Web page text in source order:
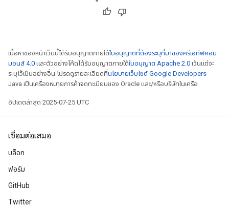
เนื้อหาของหน้าเว็บนี้ได้รับอนุญาตภายใต้ใบอนุญาตที่ต้องระบุที่มาของครีเอทีฟคอม
มอนส์ 4.0 และตัวอย่างโค้ดได้รับอนุญาตภายใต้ใบอนุญาต Apache 2.0 เว้นแต่จะ
ระบุไว้เป็นอย่างอื่น โปรดดูรายละเอียดที่นโยบายเว็บไซต์ Google Developers
Java เป็นเครื่องหมายการค้าจดทะเบียนของ Oracle และ/หรือบริษัทในเครือ
อัปเดตล่าสุด 2025-07-25 UTC
เชื่อมต่อเสมอ
บล็อก
ฟอรัม
GitHub
Twitter